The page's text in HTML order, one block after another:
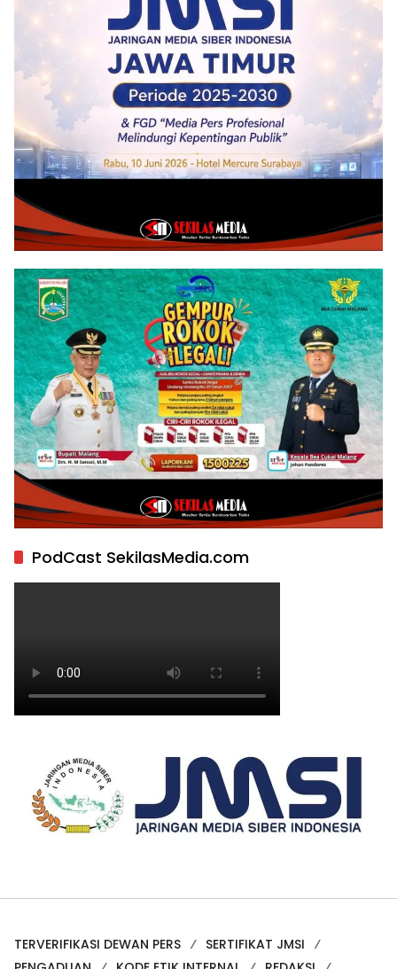
PodCast SekilasMedia.com
TERVERIFIKASI DEWAN PERS
SERTIFIKAT JMSI